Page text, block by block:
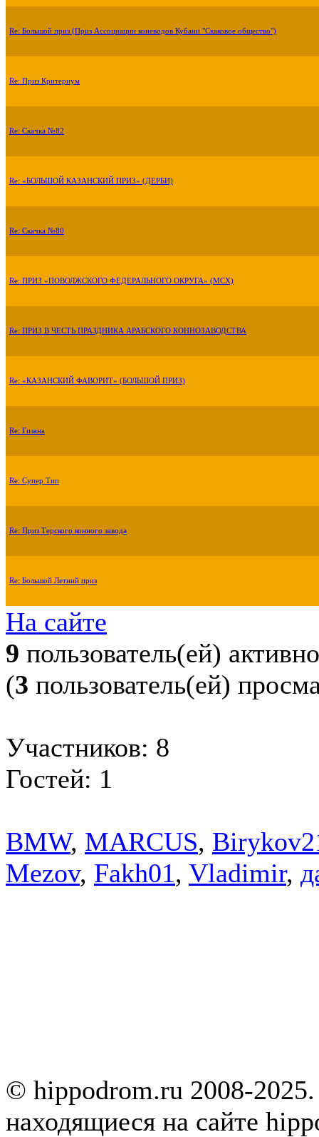
Re: Большой приз (Приз Ассоциации коневодов Кубани "Скаковое общество")
Re: Приз Критериум
Re: Скачка №82
Re: «БОЛЬШОЙ КАЗАНСКИЙ ПРИЗ» (ДЕРБИ)
Re: Скачка №80
Re: ПРИЗ «ПОВОЛЖСКОГО ФЕДЕРАЛЬНОГО ОКРУГА» (МСХ)
Re: ПРИЗ В ЧЕСТЬ ПРАЗДНИКА АРАБСКОГО КОННОЗАВОДСТВА
Re: «КАЗАНСКИЙ ФАВОРИТ» (БОЛЬШОЙ ПРИЗ)
Re: Гизана
Re: Супер Тип
Re: Приз Терского конного завода
Re: Большой Летний приз
На сайте
9 пользователь(ей) активно
(3 пользователь(ей)
Участников: 8
Гостей: 1
BMW, MARCUS,
Mezov, Fakh01, Vladimir,
© hippodrom.ru 2008-
находящиеся на сайте